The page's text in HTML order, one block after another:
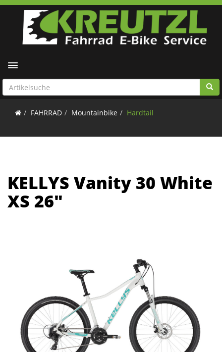
Toggle navigation
FAHRRAD Mountainbike Hardtail
KELLYS Vanity 30 White
XS 26"